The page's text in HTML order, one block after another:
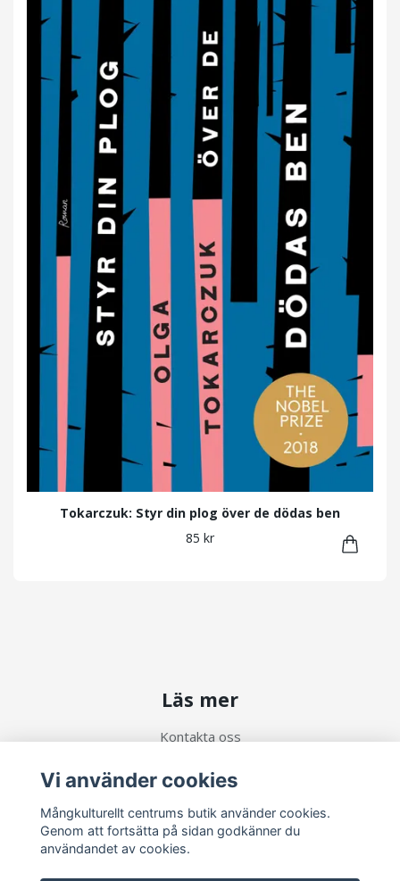
Tokarczuk: Styr din plog över de dödas ben
85 kr
Läs mer
Kontakta oss
Sociala medier
Vi använder cookies
Mångkulturellt centrums butik använder cookies.
Genom att fortsätta på sidan godkänner du
användandet av cookies.